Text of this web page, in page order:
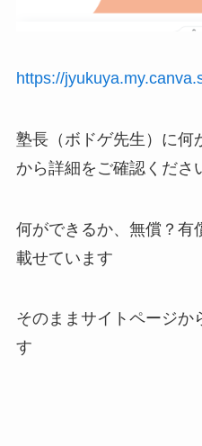
https://
塾長（ボドゲ先生）に何
から詳細をご確認くださ
何ができるか、無償？有
載せています
そのままサイトページか
す